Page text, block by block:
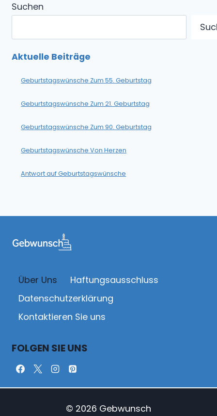
Suchen
Aktuelle Beiträge
Geburtstagswünsche Zum 55. Geburtstag
Geburtstagswünsche Zum 21. Geburtstag
Geburtstagswünsche Zum 90. Geburtstag
Geburtstagswünsche Von Herzen
Antwort auf Geburtstagswünsche
Über Uns
Haftungsausschluss
Datenschutz­erklärung
Kontaktieren Sie uns
FOLGEN SIE UNS
© 2026 Gebwunsch